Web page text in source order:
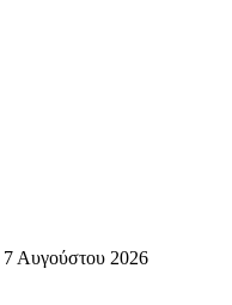
7 Αυγούστου 2026